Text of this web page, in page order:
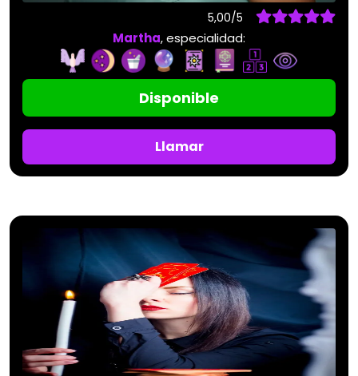
5,00/5
Martha, especialidad:
Disponible
Llamar